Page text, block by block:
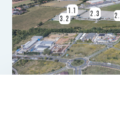
1.1 2.3
3.2